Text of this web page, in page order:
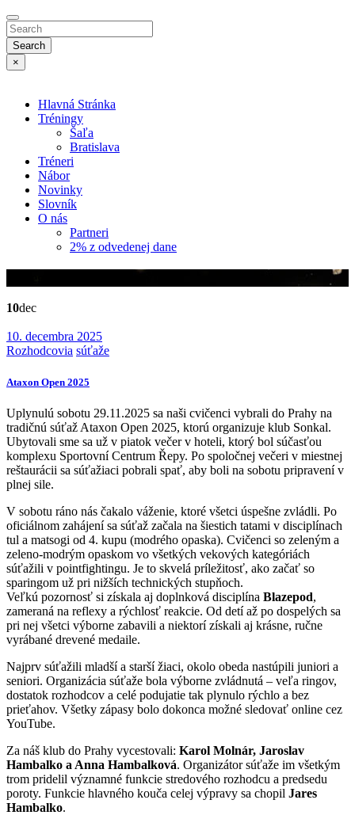
Search
×
Hlavná Stránka
Tréningy
Šaľa
Bratislava
Tréneri
Nábor
Novinky
Slovník
O nás
Partneri
2% z odvedenej dane
10dec
10. decembra 2025
Rozhodcovia súťaže
Ataxon Open 2025
Uplynulú sobotu 29.11.2025 sa naši cvičenci vybrali do Prahy na
tradičnú súťaž Ataxon Open 2025, ktorú organizuje klub Sonkal.
Ubytovali sme sa už v piatok večer v hoteli, ktorý bol súčasťou
komplexu Sportovní Centrum Řepy. Po spoločnej večeri v miestnej
reštaurácii sa súťažiaci pobrali spať, aby boli na sobotu pripravení v
plnej sile.
V sobotu ráno nás čakalo váženie, ktoré všetci úspešne zvládli. Po
oficiálnom zahájení sa súťaž začala na šiestich tatami v disciplínach
tul a matsogi od 4. kupu (modrého opaska). Cvičenci so zeleným a
zeleno-modrým opaskom vo všetkých vekových kategóriách
súťažili v pointfightingu. Je to skvelá príležitosť, ako začať so
sparingom už pri nižších technických stupňoch.
Veľkú pozornosť si získala aj doplnková disciplína Blazepod,
zameraná na reflexy a rýchlosť reakcie. Od detí až po dospelých sa
pri nej všetci výborne zabavili a niektorí získali aj krásne, ručne
vyrábané drevené medaile.
Najprv súťažili mladší a starší žiaci, okolo obeda nastúpili juniori a
seniori. Organizácia súťaže bola výborne zvládnutá – veľa ringov,
dostatok rozhodcov a celé podujatie tak plynulo rýchlo a bez
prieťahov. Všetky zápasy bolo dokonca možné sledovať online cez
YouTube.
Za náš klub do Prahy vycestovali: Karol Molnár, Jaroslav
Hambalko a Anna Hambalková. Organizátor súťaže im všetkým
trom pridelil významné funkcie stredového rozhodcu a predsedu
poroty. Funkcie hlavného kouča celej výpravy sa chopil Jares
Hambalko.